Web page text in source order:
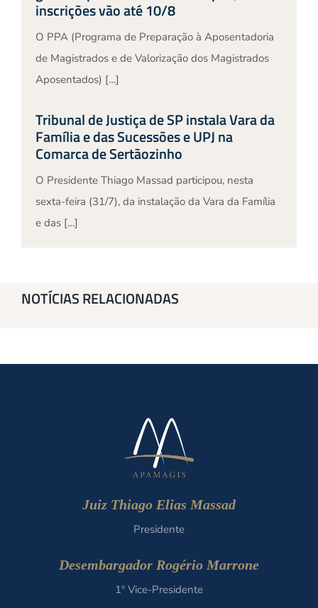
inscrições vão até 10/8
O PPA (Programa de Preparação à Aposentadoria
de Magistrados e de Valorização dos Magistrados
Aposentados) […]
Tribunal de Justiça de SP instala Vara da
Família e das Sucessões e UPJ na
Comarca de Sertãozinho
O Presidente Thiago Massad participou, nesta
sexta-feira (31/7), da instalação da Vara da Família
e das […]
NOTÍCIAS RELACIONADAS
Juiz Thiago Elias Massad
Presidente
Desembargador Rogério Marrone
1º Vice-Presidente